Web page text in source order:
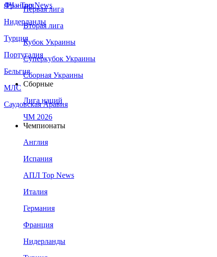
Франция
Нидерланды
Турция
Португалия
Бельгия
МЛС
Саудовская Аравия
ЛЧ - Top News
Первая лига
Вторая лига
Кубок Украины
Суперкубок Украины
Сборная Украины
Сборные
Лига наций
ЧМ 2026
Чемпионаты
Англия
Испания
АПЛ Top News
Италия
Германия
Франция
Нидерланды